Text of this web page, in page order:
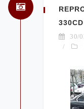
30/
/